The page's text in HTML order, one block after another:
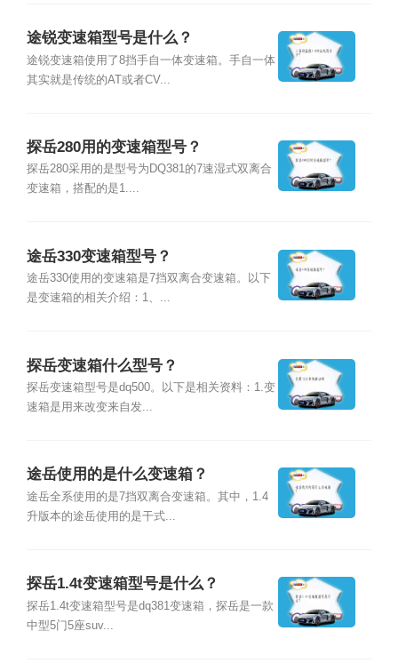
途锐变速箱型号是什么？
途锐变速箱使用了8挡手自一体变速箱。手自一体
其实就是传统的AT或者CV...
探岳280用的变速箱型号？
探岳280采用的是型号为DQ381的7速湿式双离合
变速箱，搭配的是1....
途岳330变速箱型号？
途岳330使用的变速箱是7挡双离合变速箱。以下
是变速箱的相关介绍：1、...
探岳变速箱什么型号？
探岳变速箱型号是dq500。以下是相关资料：1.变
速箱是用来改变来自发...
途岳使用的是什么变速箱？
途岳全系使用的是7挡双离合变速箱。其中，1.4
升版本的途岳使用的是干式...
探岳1.4t变速箱型号是什么？
探岳1.4t变速箱型号是dq381变速箱，探岳是一款
中型5门5座suv...